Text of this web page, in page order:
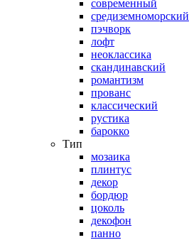
современный
средиземноморский
пэчворк
лофт
неоклассика
скандинавский
романтизм
прованс
классический
рустика
барокко
Тип
мозаика
плинтус
декор
бордюр
цоколь
декофон
панно